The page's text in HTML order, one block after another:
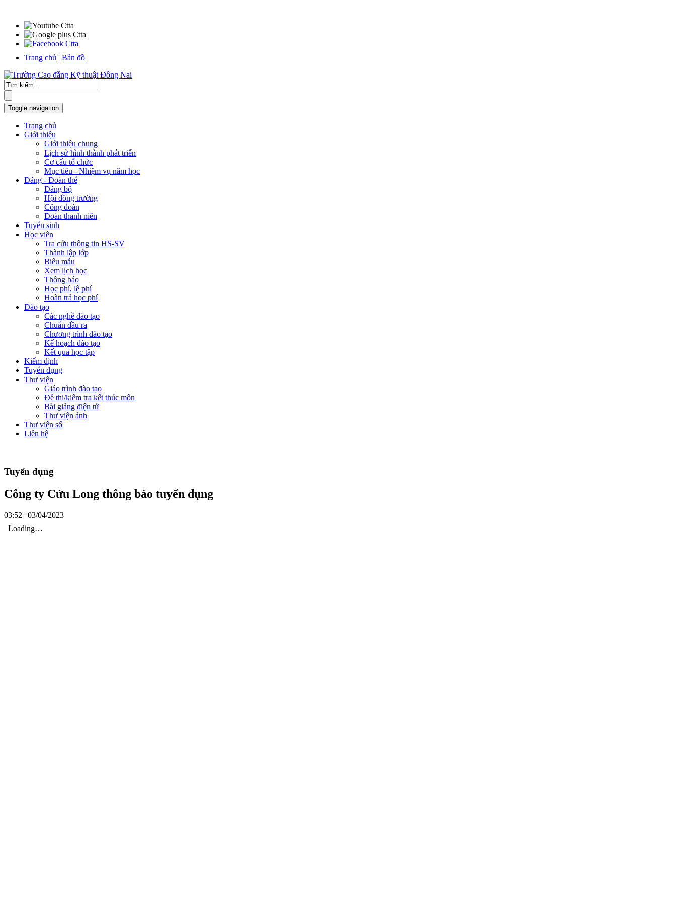
Trang chủ | Bản đồ
Toggle navigation
Trang chủ
Giới thiệu
Giới thiệu chung
Lịch sử hình thành phát triển
Cơ cấu tổ chức
Mục tiêu - Nhiệm vụ năm học
Đảng - Đoàn thể
Đảng bộ
Hội đồng trường
Công đoàn
Đoàn thanh niên
Tuyển sinh
Học viên
Tra cứu thông tin HS-SV
Thành lập lớp
Biểu mẫu
Xem lịch học
Thông báo
Học phí, lệ phí
Hoàn trả học phí
Đào tạo
Các nghề đào tạo
Chuẩn đầu ra
Chương trình đào tạo
Kế hoạch đào tạo
Kết quả học tập
Kiểm định
Tuyển dụng
Thư viện
Giáo trình đào tạo
Đề thi/kiểm tra kết thúc môn
Bài giảng điện tử
Thư viện ảnh
Thư viện số
Liên hệ
Tuyển dụng
Công ty Cửu Long thông báo tuyển dụng
03:52 | 03/04/2023